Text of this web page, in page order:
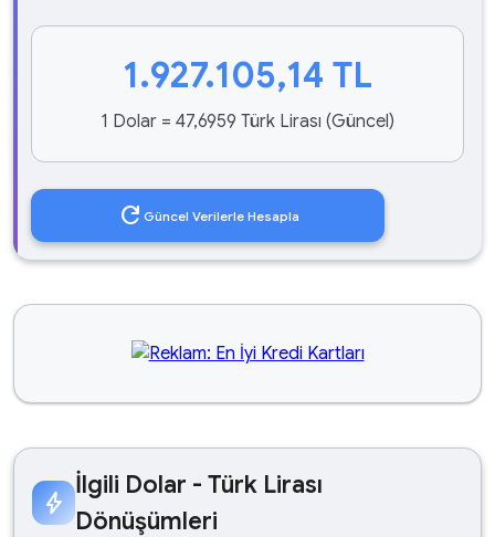
1.927.105,14 TL
1 Dolar = 47,6959 Türk Lirası (Güncel)
refresh Güncel Verilerle Hesapla
bolt
İlgili Dolar - Türk Lirası
Dönüşümleri